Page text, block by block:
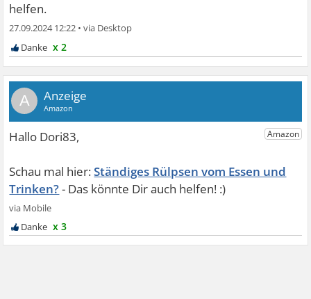
helfen.
27.09.2024 12:22 •
x 2
A
Ständiges Rülpsen vom Essen und
Trinken?
x 3